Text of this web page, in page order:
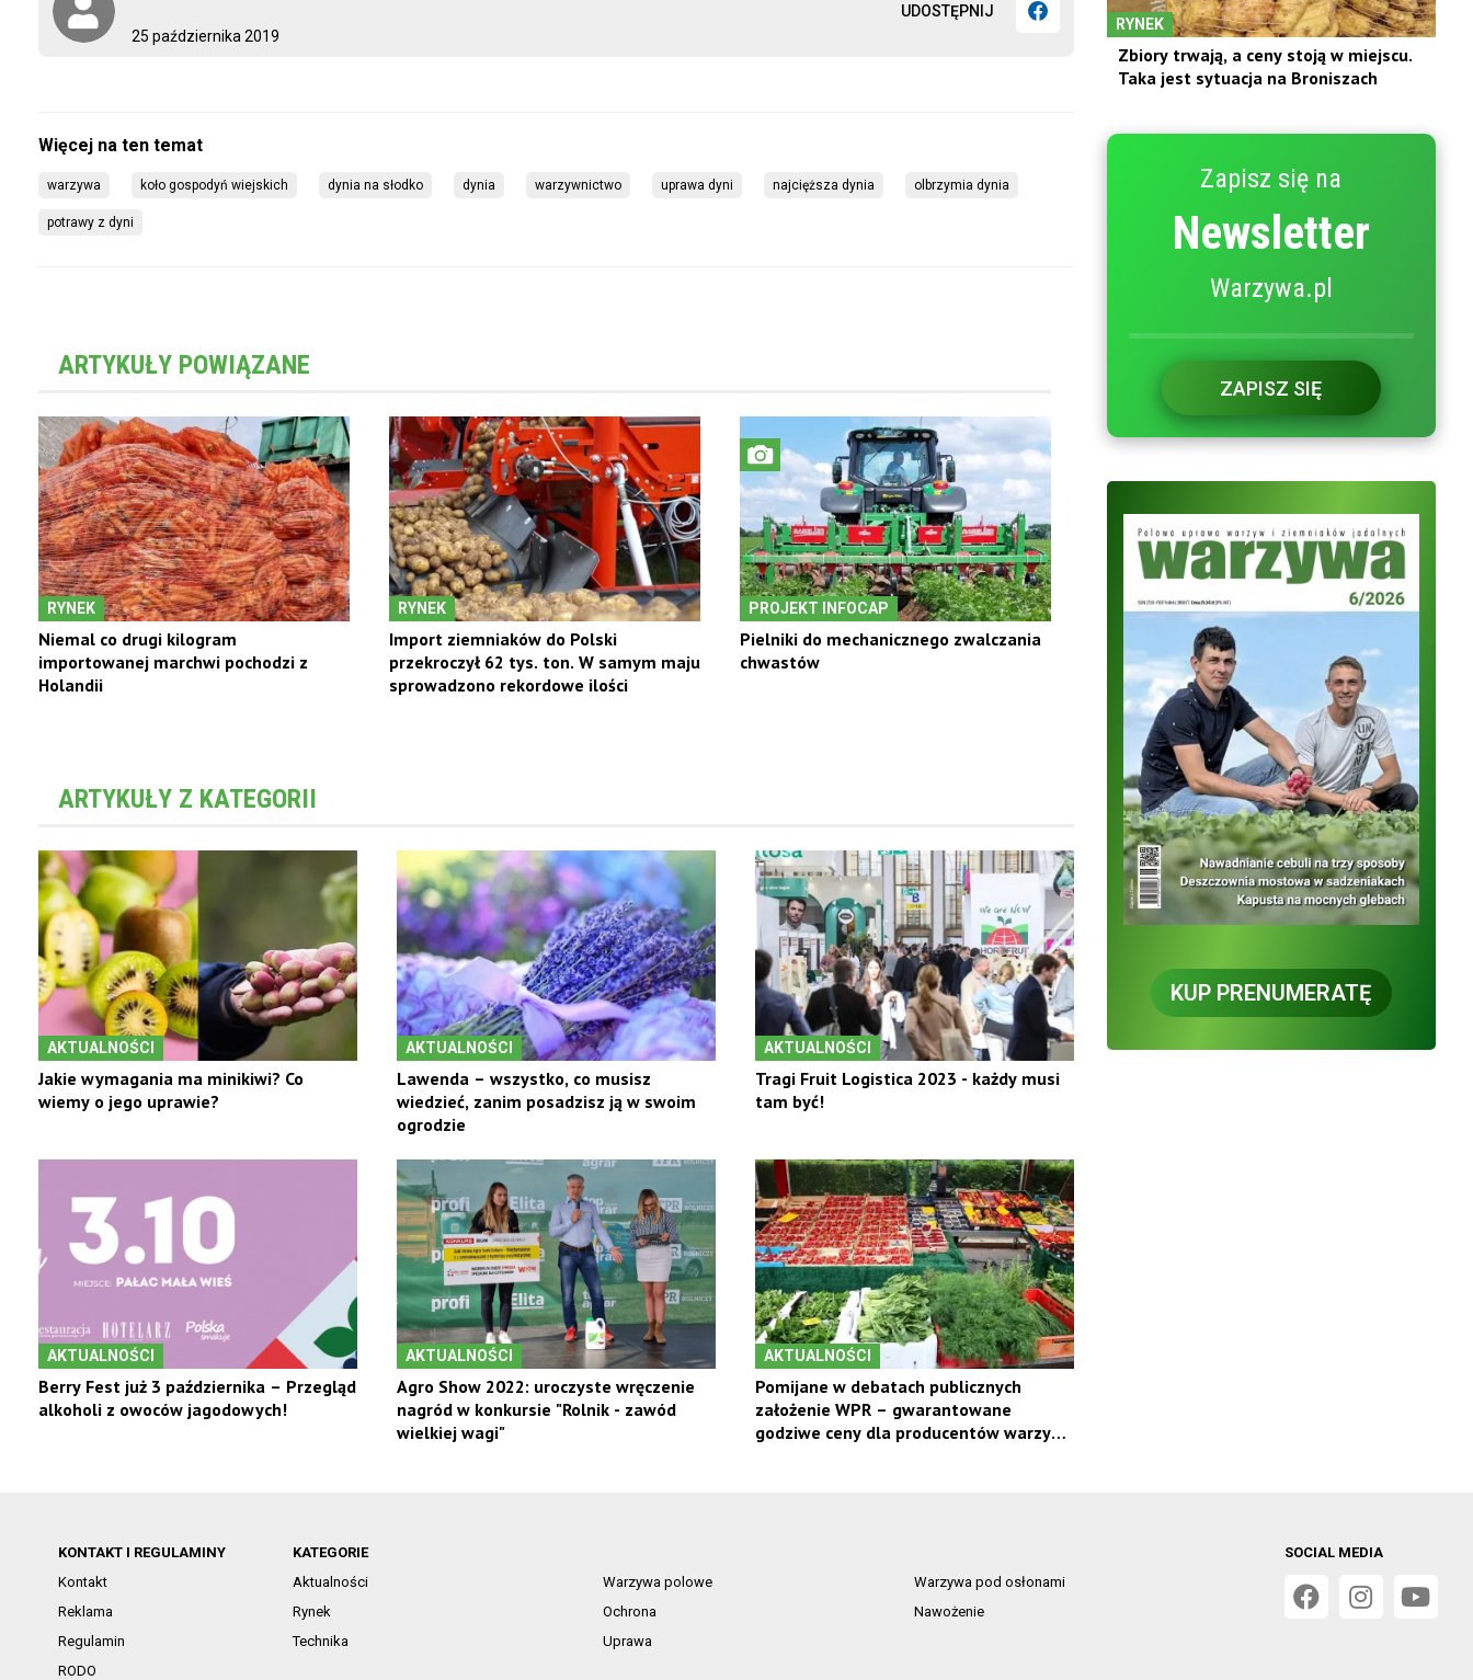
25 października 2019
UDOSTĘPNIJ
warzywa koło gospodyń wiejskich dynia na słodko dynia warzywnictwo uprawa dyni najcięższa dynia olbrzymia dynia
potrawy z dyni
ARTYKUŁY POWIĄZANE
RYNEK
Niemal co drugi kilogram
importowanej marchwi pochodzi z
Holandii
RYNEK
Import ziemniaków do Polski
przekroczył 62 tys. ton. W samym maju
sprowadzono rekordowe ilości
PROJEKT INFOCAP
Pielniki do mechanicznego zwalczania
chwastów
ARTYKUŁY Z KATEGORII
AKTUALNOŚCI
Jakie wymagania ma minikiwi? Co
wiemy o jego uprawie?
AKTUALNOŚCI
Lawenda – wszystko, co musisz
wiedzieć, zanim posadzisz ją w swoim
ogrodzie
AKTUALNOŚCI
Tragi Fruit Logistica 2023 - każdy musi
tam być!
AKTUALNOŚCI
Berry Fest już 3 października – Przegląd
alkoholi z owoców jagodowych!
AKTUALNOŚCI
Agro Show 2022: uroczyste wręczenie
nagród w konkursie "Rolnik - zawód
wielkiej wagi"
AKTUALNOŚCI
Pomijane w debatach publicznych
założenie WPR – gwarantowane
godziwe ceny dla producentów warzyw i
RYNEK
Zbiory trwają, a ceny stoją w miejscu.
Taka jest sytuacja na Broniszach
Zapisz się na
Newsletter
Warzywa.pl
ZAPISZ SIĘ
KUP PRENUMERATĘ
KONTAKT I REGULAMINY
Kontakt
Reklama
Regulamin
RODO
KATEGORIE
Aktualności
Warzywa polowe
Warzywa pod osłonami
Rynek
Ochrona
Nawożenie
Technika
Uprawa
SOCIAL MEDIA